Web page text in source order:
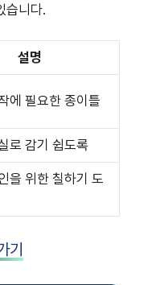
습니다.
설명
에 필요한 종이틀
로 감기 쉽도록
을 위한 칠하기 도
기